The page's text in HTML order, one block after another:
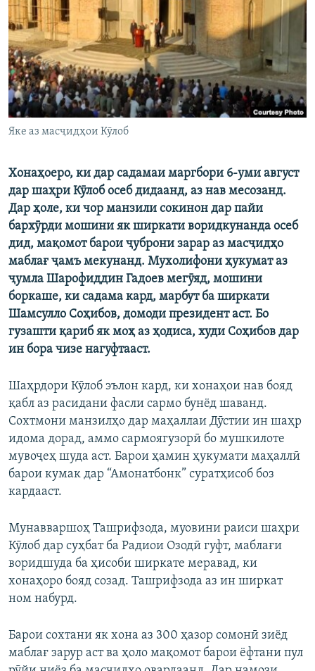
ГУЗОРИШҲОИ РАДИОӢ
Русский
ПАЙГИРӢ КУНЕД
Яке аз масҷидҳои Кӯлоб
Хонаҳоеро, ки дар садамаи маргбори 6-уми август
дар шаҳри Кӯлоб осеб дидаанд, аз нав месозанд.
Дар ҳоле, ки чор манзили сокинон дар пайи
бархӯрди мошини як ширкати воридкунанда осеб
дид, мақомот барои ҷуброни зарар аз масҷидҳо
маблағ ҷамъ мекунанд. Мухолифони ҳукумат аз
ҷумла Шарофиддин Гадоев мегӯяд, мошини
боркаше, ки садама кард, марбут ба ширкати
Шамсулло Соҳибов, домоди президент аст. Бо
гузашти қариб як моҳ аз ҳодиса, худи Соҳибов дар
ин бора чизе нагуфтааст.
Шаҳрдори Кӯлоб эълон кард, ки хонаҳои нав бояд
қабл аз расидани фасли сармо бунёд шаванд.
Сохтмони манзилҳо дар маҳаллаи Дӯстии ин шаҳр
идома дорад, аммо сармоягузорӣ бо мушкилоте
мувоҷеҳ шуда аст. Барои ҳамин ҳукумати маҳаллӣ
барои кумак дар “Амонатбонк” суратҳисоб боз
кардааст.
Мунавваршоҳ Ташрифзода, муовини раиси шаҳри
Кӯлоб дар суҳбат ба Радиои Озодӣ гуфт, маблағи
воридшуда ба ҳисоби ширкате меравад, ки
хонаҳоро бояд созад. Ташрифзода аз ин ширкат
ном набурд.
Барои сохтани як хона аз 300 ҳазор сомонӣ зиёд
маблағ зарур аст ва ҳоло мақомот барои ёфтани пул